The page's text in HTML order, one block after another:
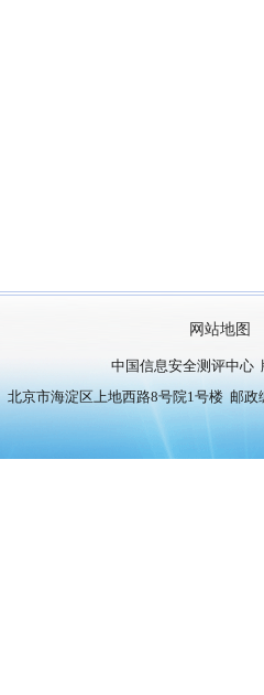
网站地图
中国信息安全测评中心
北京市海淀区上地西路8号院1号楼 邮